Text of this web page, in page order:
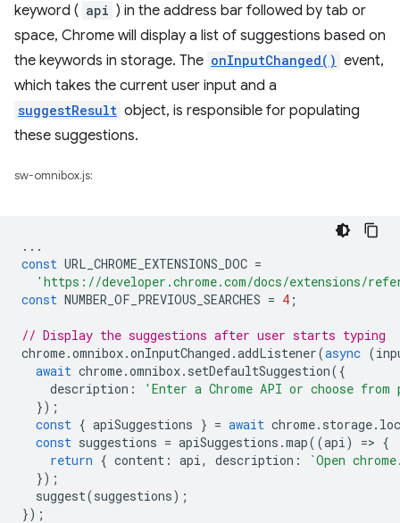
keyword ( api ) in the address bar followed by tab or
space, Chrome will display a list of suggestions based on
the keywords in storage. The onInputChanged() event,
which takes the current user input and a
suggestResult object, is responsible for populating
these suggestions.
sw-omnibox.js:
...
const URL_CHROME_EXTENSIONS_DOC =
'https://developer.chrome.com/docs/extensions/
const NUMBER_OF_PREVIOUS_SEARCHES = 4 ;
// Display the suggestions after user starts typing
chrome.omnibox.onInputChanged .addListener(async (
await chrome.omnibox. setDefaultSuggestion({
description :
'Enter a Chrome API or choose from
});
const { apiSuggestions } = await chrome. storage.
const suggestions = apiSuggestions .map((api) => {
return { content : api, description :
`Open
});
suggest(suggestions);
});